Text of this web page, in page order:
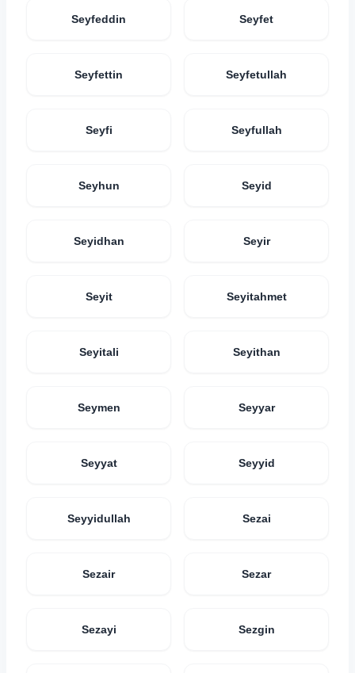
Seyfeddin Seyfet
Seyfettin Seyfetullah
Seyfi Seyfullah
Seyhun Seyid
Seyidhan Seyir
Seyit Seyitahmet
Seyitali Seyithan
Seymen Seyyar
Seyyat Seyyid
Seyyidullah Sezai
Sezair Sezar
Sezayi Sezgin